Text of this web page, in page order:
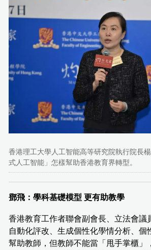
香港理工大學人工智能高等研究院執行院長
式人工智能」怎樣幫助香港教育界轉型。
鄧飛：學科基礎模型 更有助教學
香港教育工作者聯會副會長、立法會議
自動化評改、生成個性化學情分析、個
幫助教師，但教師不能當「甩手掌櫃」